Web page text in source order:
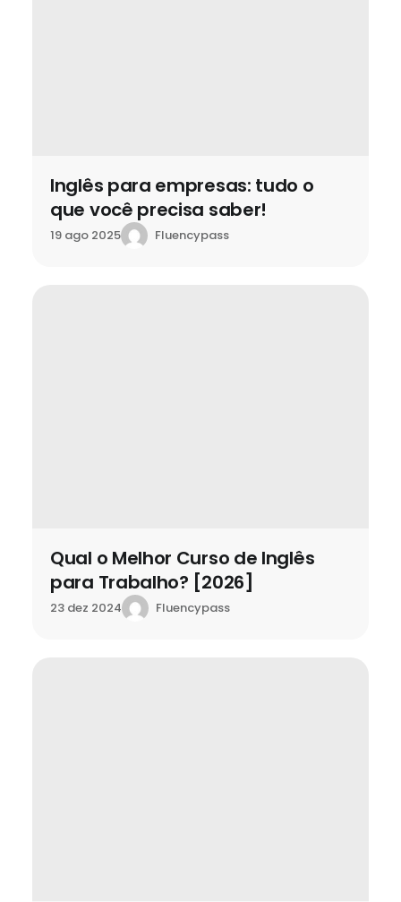
Inglês para empresas: tudo o
que você precisa saber!
19 ago 2025 Fluencypass
Qual o Melhor Curso de Inglês
para Trabalho? [2026]
23 dez 2024 Fluencypass